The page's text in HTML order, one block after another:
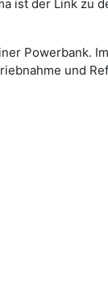
ist der Link zu
Powerbank.
und